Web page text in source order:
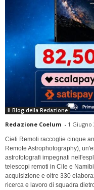
Il Blog della Redazione
Redazione Coelum - 1 Giugno
Cieli Remoti raccoglie cinque
Remote Astrophotography),
astrofotografi impegnati
telescopi remoti in Cile e
acquisizione e oltre 330
ricerca e lavoro di squadra